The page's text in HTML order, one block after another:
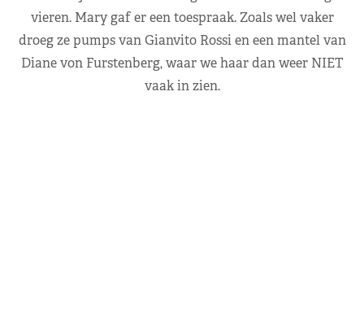
vieren. Mary gaf er een toespraak. Zoals wel vaker
droeg ze pumps van Gianvito Rossi en een mantel van
Diane von Furstenberg, waar we haar dan weer NIET
vaak in zien.